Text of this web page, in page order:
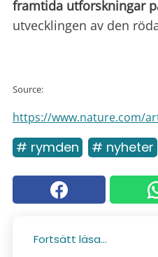
framtida utforskningar
utvecklingen av den
Source:
https://www.nature.com/
# rymden # nyheter
Fortsätt läsa...